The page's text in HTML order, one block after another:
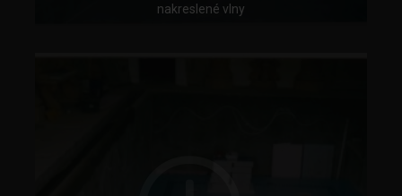
nakreslené vlny